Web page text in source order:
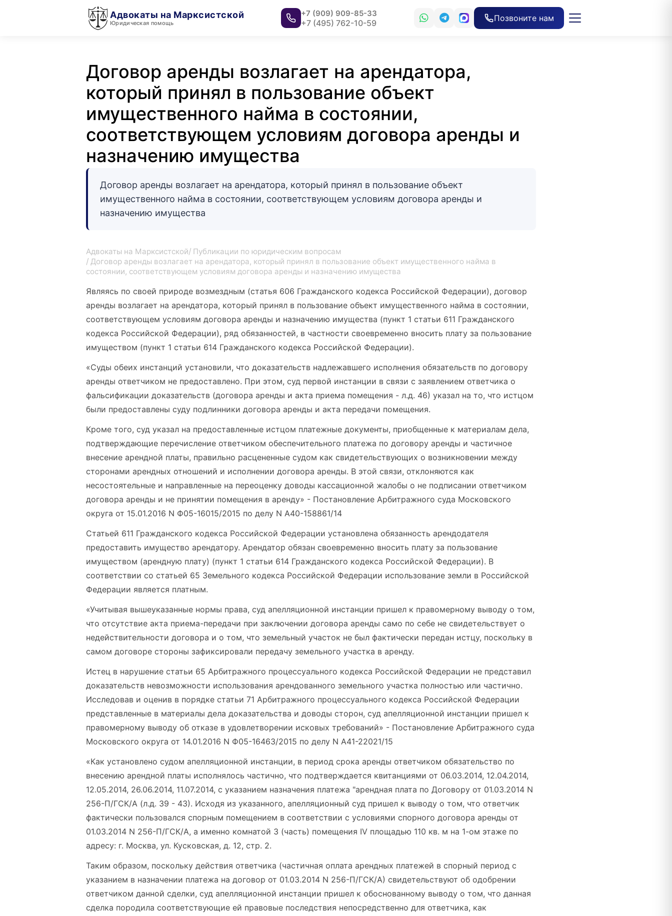
Адвокаты на Марксистской
Юридическая помощь
+7 (909) 909-85-33
+7 (495) 762-10-59 Позвоните нам
Договор аренды возлагает на арендатора,
который принял в пользование объект
имущественного найма в состоянии,
соответствующем условиям договора аренды и
назначению имущества
Договор аренды возлагает на арендатора, который принял в пользование объект
имущественного найма в состоянии, соответствующем условиям договора аренды и
назначению имущества
Адвокаты на Марксистской Публикации по юридическим вопросам
Договор аренды возлагает на арендатора, который принял в пользование объект имущественного найма в
состоянии, соответствующем условиям договора аренды и назначению имущества
Являясь по своей природе возмездным (статья 606 Гражданского кодекса Российской Федерации), договор
аренды возлагает на арендатора, который принял в пользование объект имущественного найма в состоянии,
соответствующем условиям договора аренды и назначению имущества (пункт 1 статьи 611 Гражданского
кодекса Российской Федерации), ряд обязанностей, в частности своевременно вносить плату за пользование
имуществом (пункт 1 статьи 614 Гражданского кодекса Российской Федерации).
«Суды обеих инстанций установили, что доказательств надлежавшего исполнения обязательств по договору
аренды ответчиком не предоставлено. При этом, суд первой инстанции в связи с заявлением ответчика о
фальсификации доказательств (договора аренды и акта приема помещения - л.д. 46) указал на то, что истцом
были предоставлены суду подлинники договора аренды и акта передачи помещения.
Кроме того, суд указал на предоставленные истцом платежные документы, приобщенные к материалам дела,
подтверждающие перечисление ответчиком обеспечительного платежа по договору аренды и частичное
внесение арендной платы, правильно расцененные судом как свидетельствующих о возникновении между
сторонами арендных отношений и исполнении договора аренды. В этой связи, отклоняются как
несостоятельные и направленные на переоценку доводы кассационной жалобы о не подписании ответчиком
договора аренды и не принятии помещения в аренду» - Постановление Арбитражного суда Московского
округа от 15.01.2016 N Ф05-16015/2015 по делу N А40-158861/14
Статьей 611 Гражданского кодекса Российской Федерации установлена обязанность арендодателя
предоставить имущество арендатору. Арендатор обязан своевременно вносить плату за пользование
имуществом (арендную плату) (пункт 1 статьи 614 Гражданского кодекса Российской Федерации). В
соответствии со статьей 65 Земельного кодекса Российской Федерации использование земли в Российской
Федерации является платным.
«Учитывая вышеуказанные нормы права, суд апелляционной инстанции пришел к правомерному выводу о том,
что отсутствие акта приема-передачи при заключении договора аренды само по себе не свидетельствует о
недействительности договора и о том, что земельный участок не был фактически передан истцу, поскольку в
самом договоре стороны зафиксировали передачу земельного участка в аренду.
Истец в нарушение статьи 65 Арбитражного процессуального кодекса Российской Федерации не представил
доказательств невозможности использования арендованного земельного участка полностью или частично.
Исследовав и оценив в порядке статьи 71 Арбитражного процессуального кодекса Российской Федерации
представленные в материалы дела доказательства и доводы сторон, суд апелляционной инстанции пришел к
правомерному выводу об отказе в удовлетворении исковых требований» - Постановление Арбитражного суда
Московского округа от 14.01.2016 N Ф05-16463/2015 по делу N А41-22021/15
«Как установлено судом апелляционной инстанции, в период срока аренды ответчиком обязательство по
внесению арендной платы исполнялось частично, что подтверждается квитанциями от 06.03.2014, 12.04.2014,
12.05.2014, 26.06.2014, 11.07.2014, с указанием назначения платежа "арендная плата по Договору от 01.03.2014 N
256-П/ГСК/А (л.д. 39 - 43). Исходя из указанного, апелляционный суд пришел к выводу о том, что ответчик
фактически пользовался спорным помещением в соответствии с условиями спорного договора аренды от
01.03.2014 N 256-П/ГСК/А, а именно комнатой 3 (часть) помещения IV площадью 110 кв. м на 1-ом этаже по
адресу: г. Москва, ул. Кусковская, д. 12, стр. 2.
Таким образом, поскольку действия ответчика (частичная оплата арендных платежей в спорный период с
указанием в назначении платежа на договор от 01.03.2014 N 256-П/ГСК/А) свидетельствуют об одобрении
ответчиком данной сделки, суд апелляционной инстанции пришел к обоснованному выводу о том, что данная
сделка породила соответствующие ей правовые последствия непосредственно для ответчика, как